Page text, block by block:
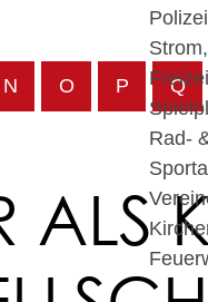
Rad-
N O P Q
ALS